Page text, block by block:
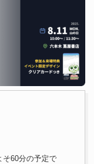
60分の予定で